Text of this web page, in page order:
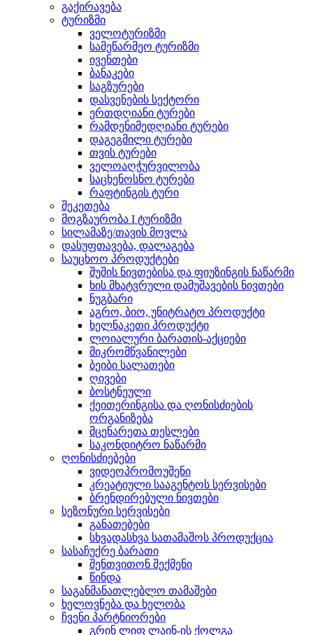
გაქირავება
ტურიზმი
ველოტურიზმი
სამეწარმეო ტურიზმი
ივენთები
ბანაკები
საგზურები
დასვენების სექტორი
ერთდღიანი ტურები
რამდენიმედღიანი ტურები
დაგეგმილი ტურები
თვის ტურები
ველოაღჭურვილობა
საცხენოსნო ტურები
რაფტინგის ტური
შეკეთება
მოგზაურობა I ტურიზმი
სილამაზე/თავის მოვლა
დასუფთავება, დალაგება
საუცხოო პროდუქტები
შუშის ნივთებისა და ფიუზინგის ნაწარმი
ხის მხატვრული დამუშავების ნივთები
ნუგბარი
აგრო, ბიო, უნიტრატო პროდუქტი
ხელნაკეთი პროდუქტი
ლოიალური ბარათის-აქციები
მიკრომწვანილები
ბეიბი სალათები
ღივები
ბოსტნეული
ქეითერინგისა და ღონისძიების
ორგანიზება
მცენარეთა თესლები
საკონდიტრო ნაწარმი
ღონისძიებები
ვიდეოპრომოუშენი
კრეატიული სააგენტოს სერვისები
ბრენდირებული ნივთები
სეზონური სერვისები
განათებები
სხვადასხვა სათამაშოს პროდუქცია
სასაჩუქრე ბარათი
შენთვითონ შექმენი
წინდა
საგანმანათლებლო თამაშები
ხელოვნება და ხელობა
ჩვენი პარტნიორები
გრინ ლიფ ლაინ-ის ქოლგა